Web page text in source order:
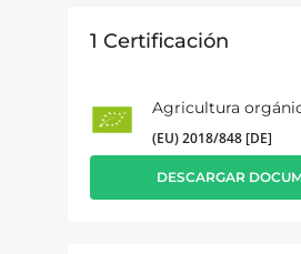
1 Certificación
Agricultura
(EU) 2018/848 [DE]
DESCARGAR